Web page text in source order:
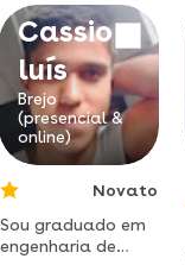
leve – reforço e
acompanhamento
com empatia.
Cassio
luís
Brejo
(presencial &
online)
Novato
Sou graduado em
engenharia de